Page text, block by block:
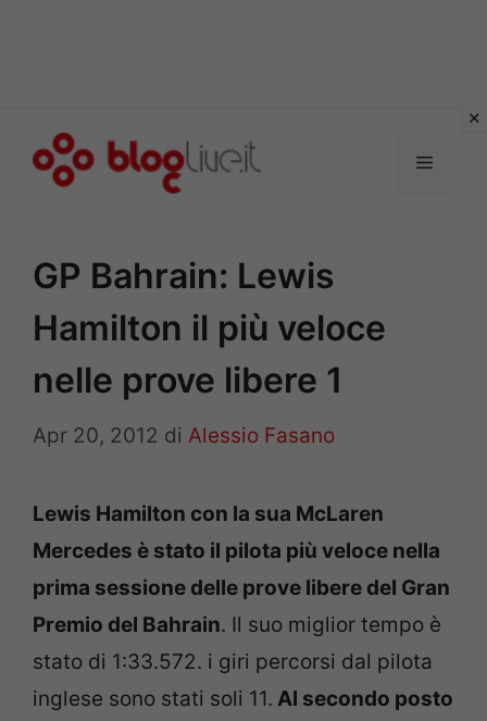
Menu
GP Bahrain: Lewis
Hamilton il più veloce
nelle prove libere 1
Apr 20, 2012 di Alessio Fasano
Lewis Hamilton con la sua McLaren
Mercedes è stato il pilota più veloce nella
prima sessione delle prove libere del Gran
Premio del Bahrain. Il suo miglior tempo è
stato di 1:33.572. i giri percorsi dal pilota
inglese sono stati soli 11. Al secondo posto